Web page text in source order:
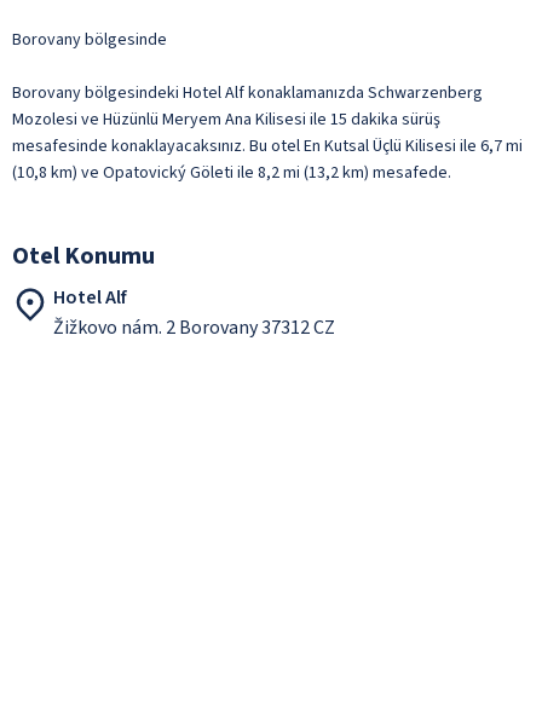
Borovany bölgesinde
Borovany bölgesindeki Hotel Alf konaklamanızda Schwarzenberg
Mozolesi ve Hüzünlü Meryem Ana Kilisesi ile 15 dakika sürüş
mesafesinde konaklayacaksınız. Bu otel En Kutsal Üçlü Kilisesi ile 6,7 mi
(10,8 km) ve Opatovický Göleti ile 8,2 mi (13,2 km) mesafede.
Otel Konumu
Hotel Alf
Žižkovo nám. 2 Borovany 37312 CZ